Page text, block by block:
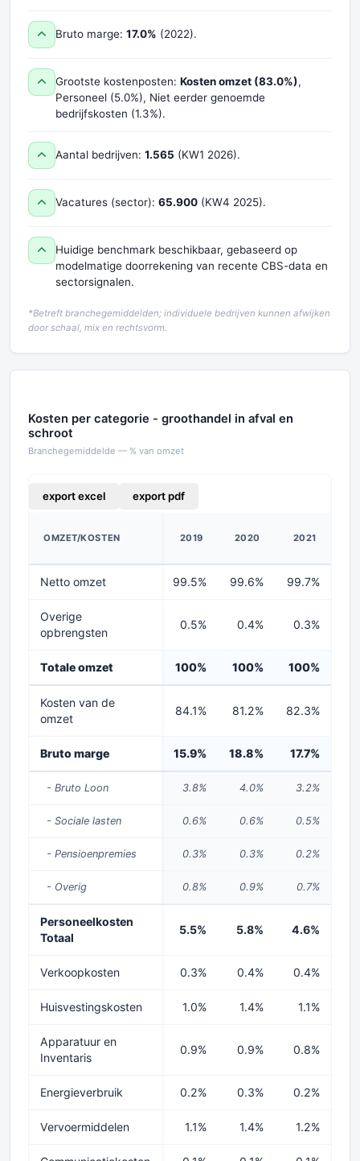
Bruto marge: 17.0% (2022).
Grootste kostenposten: Kosten omzet (83.0%),
Personeel (5.0%), Niet eerder genoemde
bedrijfskosten (1.3%).
Aantal bedrijven: 1.565 (KW1 2026).
Vacatures (sector): 65.900 (KW4 2025).
Huidige benchmark beschikbaar, gebaseerd op
modelmatige doorrekening van recente CBS-data en
sectorsignalen.
*Betreft branchegemiddelden; individuele bedrijven kunnen afwijken
door schaal, mix en rechtsvorm.
Kosten per categorie - groothandel in afval en
schroot
Branchegemiddelde — % van omzet
export excel export pdf
OMZET/KOSTEN 2019 2020 2021
Netto omzet 99.5% 99.6% 99.7%
Overige
opbrengsten
0.5% 0.4% 0.3%
Totale omzet 100% 100% 100%
Kosten van de
omzet
84.1% 81.2% 82.3%
Bruto marge 15.9% 18.8% 17.7%
- Bruto Loon 3.8% 4.0% 3.2%
- Sociale lasten 0.6% 0.6% 0.5%
- Pensioenpremies 0.3% 0.3% 0.2%
- Overig 0.8% 0.9% 0.7%
Personeelkosten
Totaal
5.5% 5.8% 4.6%
Verkoopkosten 0.3% 0.4% 0.4%
Huisvestingskosten 1.0% 1.4% 1.1%
Apparatuur en
Inventaris
0.9% 0.9% 0.8%
Energieverbruik 0.2% 0.3% 0.2%
Vervoermiddelen 1.1% 1.4% 1.2%